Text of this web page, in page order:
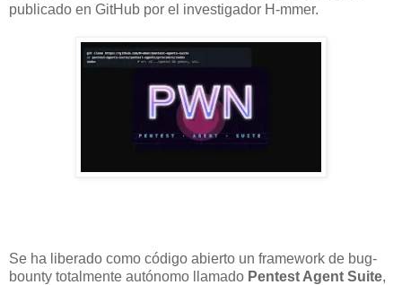
publicado en GitHub por el investigador H-mmer.
Se ha liberado como código abierto un framework de bug-
bounty totalmente autónomo llamado Pentest Agent Suite,